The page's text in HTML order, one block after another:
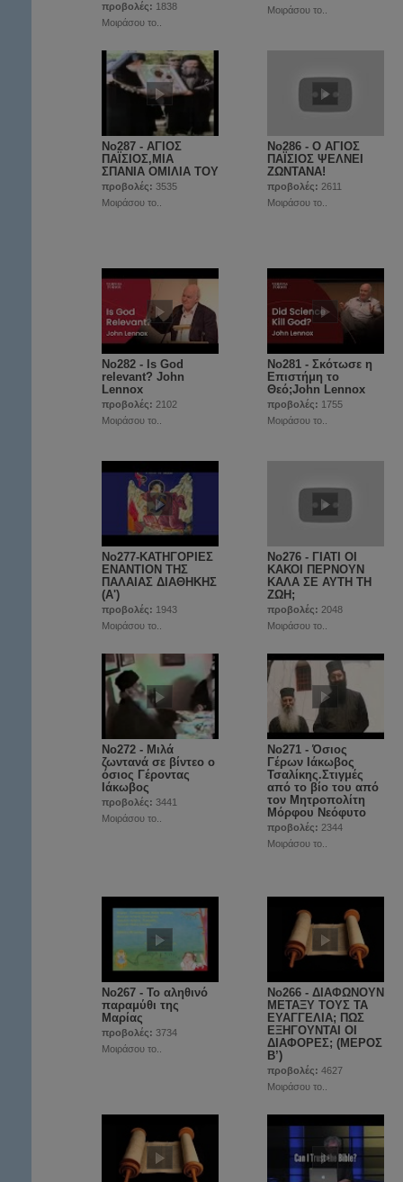
προβολές: 1838
Μοιράσου το..
Μοιράσου το..
No287 - ΑΓΙΟΣ
ΠΑΪΣΙΟΣ,ΜΙΑ
ΣΠΑΝΙΑ ΟΜΙΛΙΑ ΤΟΥ
προβολές: 3535
Μοιράσου το..
No286 - Ο ΑΓΙΟΣ
ΠΑΪΣΙΟΣ ΨΕΛΝΕΙ
ΖΩΝΤΑΝΑ!
προβολές: 2611
Μοιράσου το..
No282 - Is God
relevant? John
Lennox
προβολές: 2102
Μοιράσου το..
No281 - Σκότωσε η
Επιστήμη το
Θεό;John Lennox
προβολές: 1755
Μοιράσου το..
No277-ΚΑΤΗΓΟΡΙΕΣ
ΕΝΑΝΤΙΟΝ ΤΗΣ
ΠΑΛΑΙΑΣ ΔΙΑΘΗΚΗΣ
(Α')
προβολές: 1943
Μοιράσου το..
No276 - ΓΙΑΤΙ ΟΙ
ΚΑΚΟΙ ΠΕΡΝΟΥΝ
ΚΑΛΑ ΣΕ ΑΥΤΗ ΤΗ
ΖΩΗ;
προβολές: 2048
Μοιράσου το..
No272 - Μιλά
ζωντανά σε βίντεο ο
όσιος Γέροντας
Ιάκωβος
προβολές: 3441
Μοιράσου το..
No271 - Όσιος
Γέρων Ιάκωβος
Τσαλίκης.Στιγμές
από το βίο του από
τον Μητροπολίτη
Μόρφου Νεόφυτο
προβολές: 2344
Μοιράσου το..
No267 - Το αληθινό
παραμύθι της
Μαρίας
προβολές: 3734
Μοιράσου το..
No266 - ΔΙΑΦΩΝΟΥΝ
ΜΕΤΑΞΥ ΤΟΥΣ ΤΑ
ΕΥΑΓΓΕΛΙΑ; ΠΩΣ
ΕΞΗΓΟΥΝΤΑΙ ΟΙ
ΔΙΑΦΟΡΕΣ; (ΜΕΡΟΣ
Β’)
προβολές: 4627
Μοιράσου το..